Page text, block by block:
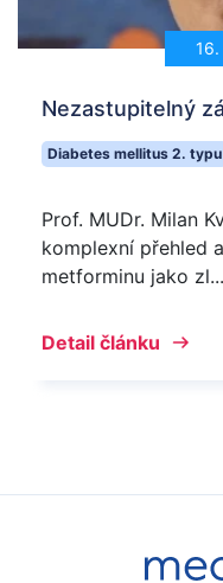
Nezastupitelný
Diabetes mellitus 2. typu
Prof. MUDr. Milan
komplexní přehled
metforminu jako zl...
Detail článku